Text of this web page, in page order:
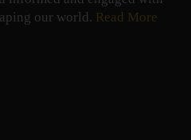
our world. Read More